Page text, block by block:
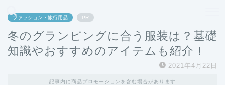
ファッション・旅行用品 PR
冬のグランピングに合う服装は？基礎
知識やおすすめのアイテムも紹介！
2021年4月22日
記事内に商品プロモーションを含む場合があります